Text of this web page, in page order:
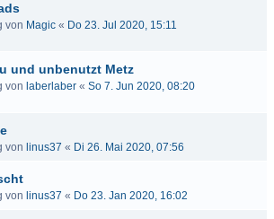
von Magic « Do 23. Jul 2020, 15:11
und unbenutzt Metz
von laberlaber « So 7. Jun 2020, 08:20
von linus37 « Di 26. Mai 2020, 07:56
von linus37 « Do 23. Jan 2020, 16:02